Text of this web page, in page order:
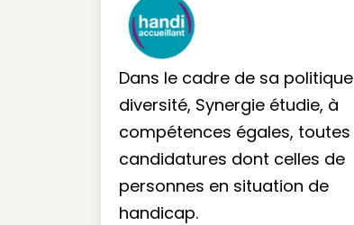
Dans le cadre de sa politique
diversité, Synergie étudie, à
compétences égales, toutes
candidatures dont celles de
personnes en situation de
handicap.